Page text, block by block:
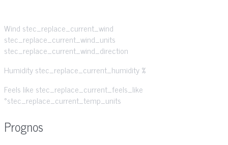
Wind stec_replace_current_wind
stec_replace_current_wind_units
stec_replace_current_wind_direction
Humiditystec_replace_current_humidity %
Feels like stec_replace_current_feels_like
°stec_replace_current_temp_units
Prognos